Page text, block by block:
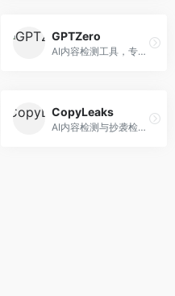
GPTZero
AI内容检测工具，专注于AI生成文本识别。面向教育工作者和出版商，提供文本检测、批量分析、API接口等服务，检测准确率高。
CopyLeaks
AI内容检测与抄袭检测平台，专注于内容原创性验证。面向教育机构和出版商，提供AI检测、抄袭检测、多语言支持等服务，检测全面。